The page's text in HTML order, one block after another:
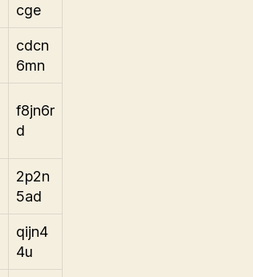
cge
cdcn
6mn
f8jn6r
d
2p2n
5ad
qijn4
4u